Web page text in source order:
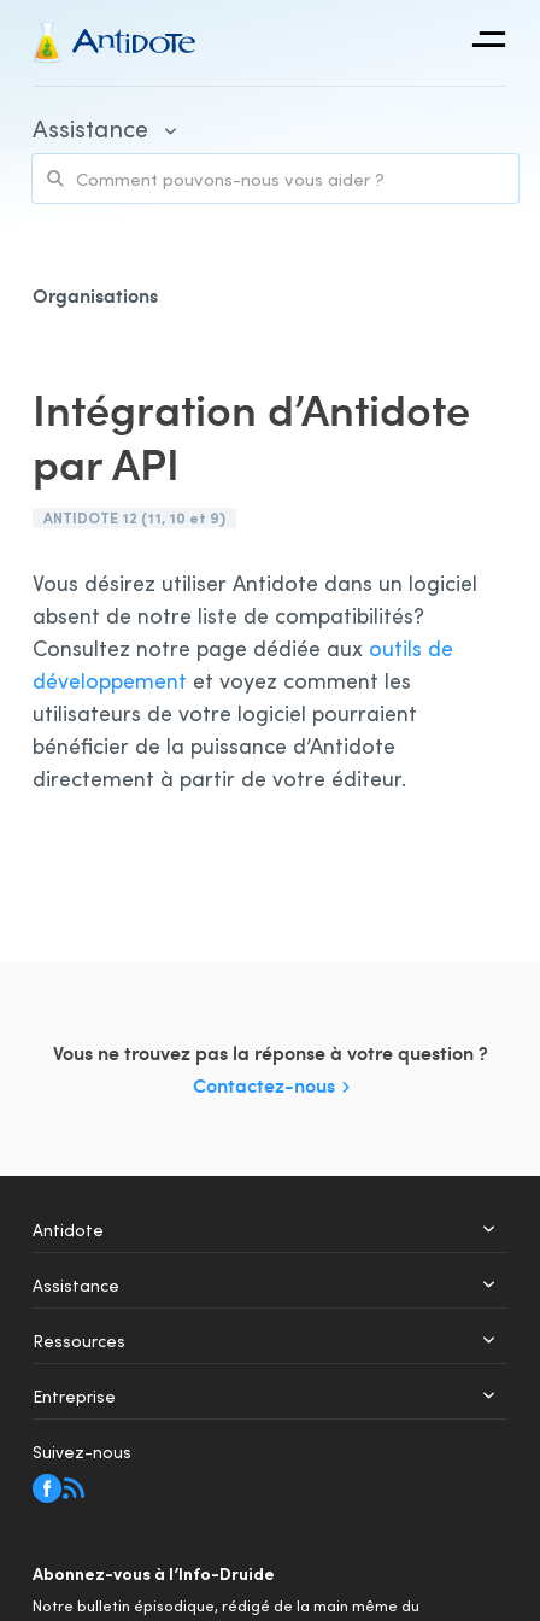
Antidote
Intégrations
Assistance
Achat et facturation
Espace client et accès aux applications
Utilisation
Contenu linguistique
Organisations
Intégration d’Antidote
par API
ANTIDOTE 12 (11, 10 et 9)
Vous désirez utiliser Antidote dans un logiciel
absent de notre liste de compatibilités?
Consultez notre page dédiée aux outils de
développement et voyez comment les
utilisateurs de votre logiciel pourraient
bénéficier de la puissance d’Antidote
directement à partir de votre éditeur.
Vous ne trouvez pas la réponse à votre question ?
Contactez-nous
Antidote
+
Mobile
Assistance
Ressources
Entreprise
Suivez-nous
Abonnez-vous à l’Info-Druide
Notre bulletin épisodique, rédigé de la main même du